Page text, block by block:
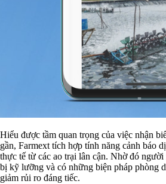
Hiểu được tầm quan trọng của việc nhận
gần, Farmext tích hợp tính năng cảnh báo
thực tế từ các ao trại lân cận. Nhờ đó
bị kỹ lưỡng và có những biện pháp phòng
giảm rủi ro đáng tiếc.